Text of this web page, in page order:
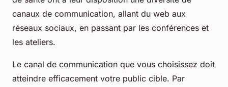
canaux de communication, allant du web aux
réseaux sociaux, en passant par les conférences et
les ateliers.
Le canal de communication que vous choisissez doit
atteindre efficacement votre public cible. Par